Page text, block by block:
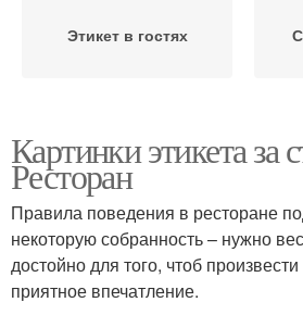
Этикет в гостях
Этикет в школе
Этикет для школьника
Картинки этикета за
Ресторан
Правила поведения в ресторане
некоторую собранность – нужно
достойно для того, чтоб
приятное впечатление.